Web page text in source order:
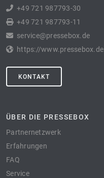
+49 721 987793-30
+49 721 987793-11
service@pressebox.de
https://www.pressebox.de
KONTAKT
ÜBER DIE PRESSEBOX
Partnernetzwerk
Erfahrungen
FAQ
Service